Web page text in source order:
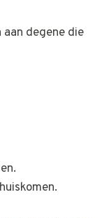
degene die